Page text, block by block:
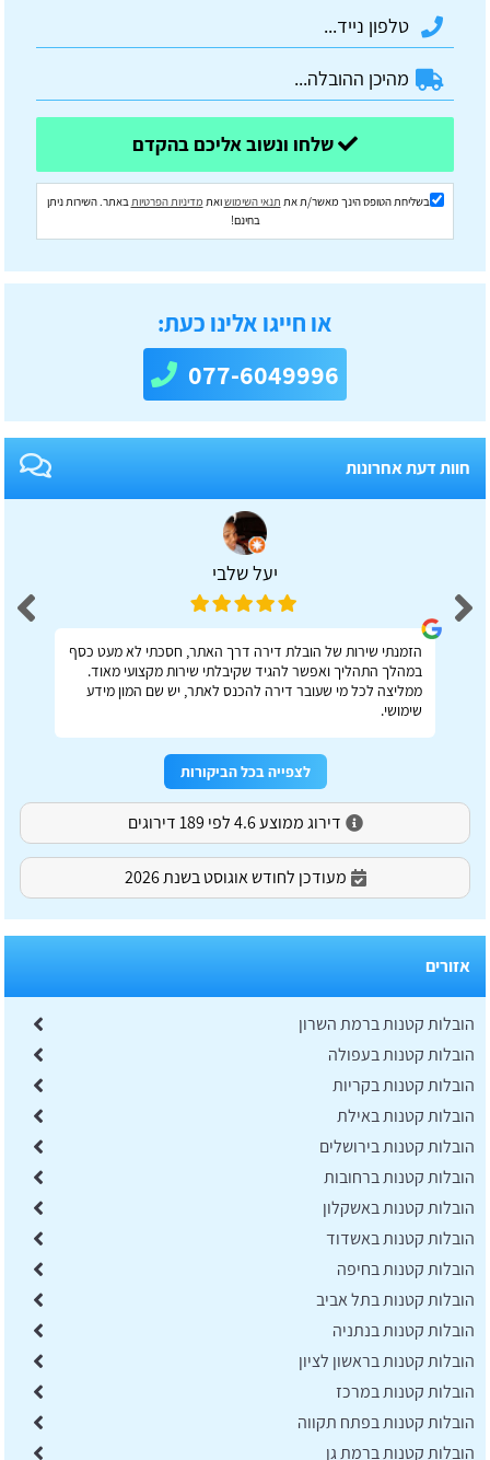
בשליחת הטופס הינך מאשר/ת את תנאי השימושואת מדיניות הפרטיותבאתר. השירות ניתן
בחינם!
או חייגו אלינו כעת:
077-6049996
חוות דעת אחרונות
יעל שלבי
הזמנתי שירות של הובלת דירה דרך האתר, חסכתי לא מעט כסף
במהלך התהליך ואפשר להגיד שקיבלתי שירות מקצועי מאוד.
ממליצה לכל מי שעובר דירה להכנס לאתר, יש שם המון מידע
שימושי.
לצפייה בכל הביקורות
דירוג ממוצע 4.6 לפי 189 דירוגים
מעודכן לחודש אוגוסט בשנת 2026
אזורים
הובלות קטנות ברמת השרון
הובלות קטנות בעפולה
הובלות קטנות בקריות
הובלות קטנות באילת
הובלות קטנות בירושלים
הובלות קטנות ברחובות
הובלות קטנות באשקלון
הובלות קטנות באשדוד
הובלות קטנות בחיפה
הובלות קטנות בתל אביב
הובלות קטנות בנתניה
הובלות קטנות בראשון לציון
הובלות קטנות במרכז
הובלות קטנות בפתח תקווה
הובלות קטנות ברמת גן